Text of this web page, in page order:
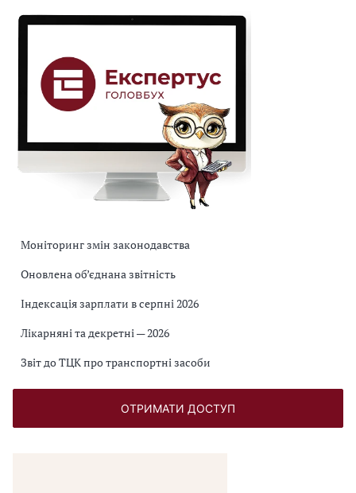
Моніторинг змін законодавства
Оновлена об’єднана звітність
Індексація зарплати в серпні 2026
Лікарняні та декретні — 2026
Звіт до ТЦК про транспортні засоби
ОТРИМАТИ ДОСТУП